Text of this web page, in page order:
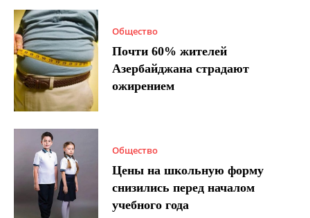
Общество
Почти 60% жителей
Азербайджана страдают
ожирением
Общество
Цены на школьную форму
снизились перед началом
учебного года